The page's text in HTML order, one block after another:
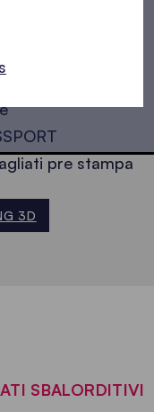
settore
pre stampa
3D
SBALORDITIVI